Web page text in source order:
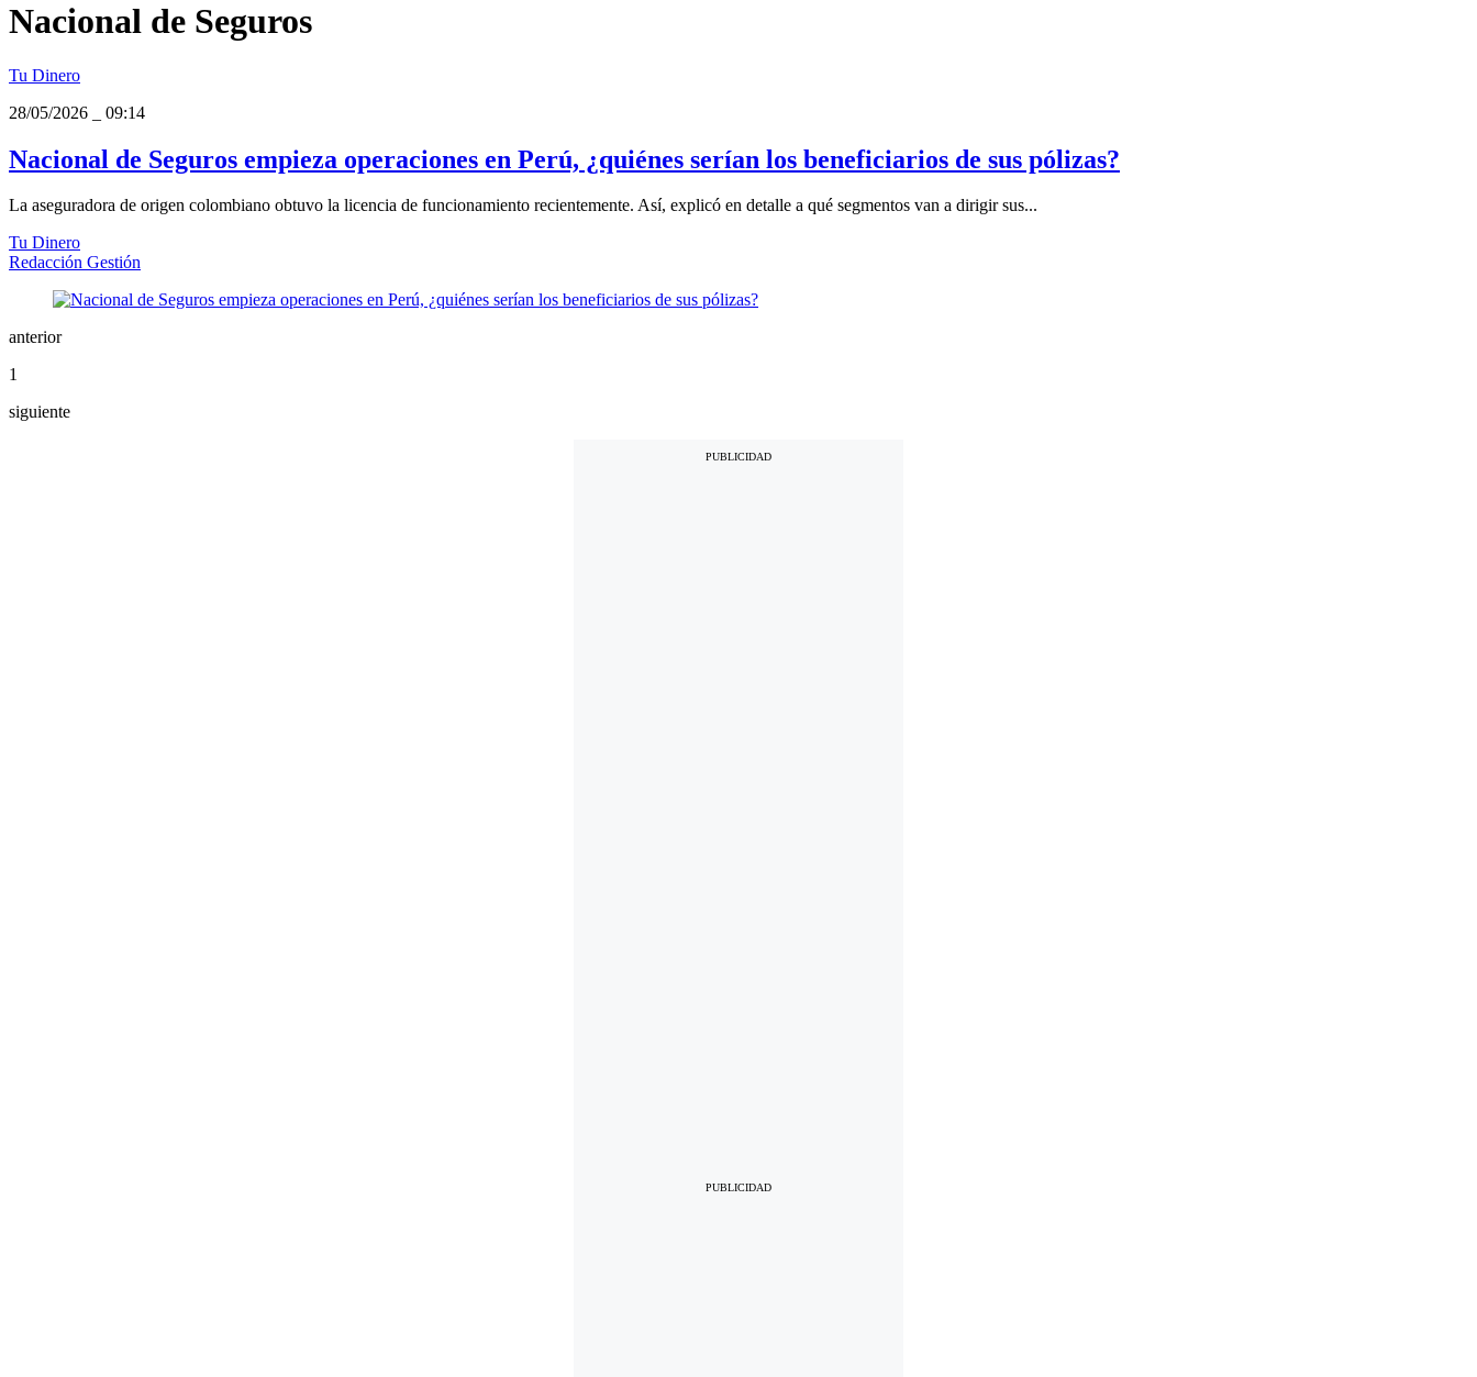
Nacional de Seguros
Tu Dinero
28/05/2026
09:14
Nacional de Seguros empieza operaciones en Perú, ¿quiénes serían los beneficiarios de sus pólizas?
La aseguradora de origen colombiano obtuvo la licencia de funcionamiento recientemente. Así, explicó en detalle a qué segmentos van a dirigir sus...
Tu Dinero
Redacción Gestión
anterior
1
siguiente